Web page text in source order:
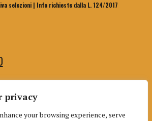
privacy
your browsing experience, serve
selezioni| Info richieste dalla L. 124/2017